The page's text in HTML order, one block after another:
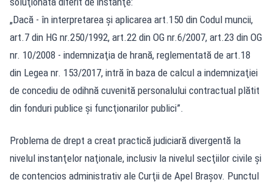
„Dacă - în interpretarea şi aplicarea art.150 din Codul muncii,
art.7 din HG nr.250/1992, art.22 din OG nr.6/2007, art.23 din OG
nr. 10/2008 - indemnizaţia de hrană, reglementată de art.18
din Legea nr. 153/2017, intră în baza de calcul a indemnizaţiei
de concediu de odihnă cuvenită personalului contractual plătit
din fonduri publice şi funcţionarilor publici”.
Problema de drept a creat practică judiciară divergentă la
nivelul instanţelor naţionale, inclusiv la nivelul secţiilor civile şi
de contencios administrativ ale Curţii de Apel Braşov. Punctul